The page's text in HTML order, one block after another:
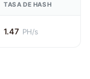
TASA DE HASH
1.47 PH/s